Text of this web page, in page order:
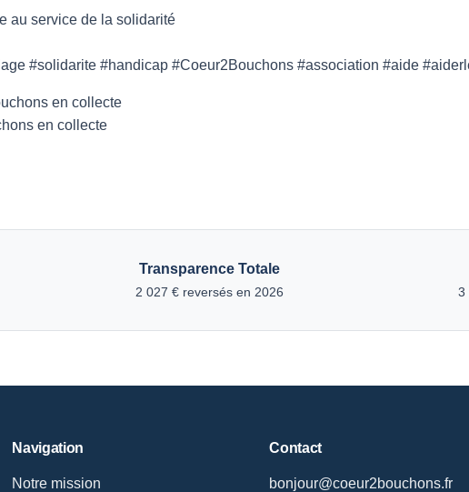
au service de la solidarité
#solidarite #handicap #Coeur2Bouchons #association #aide
en collecte
Transparence Totale
2 027 € reversés en 2026 3
Navigation
Notre mission
Contact
bonjour@coeur2bouchons.fr